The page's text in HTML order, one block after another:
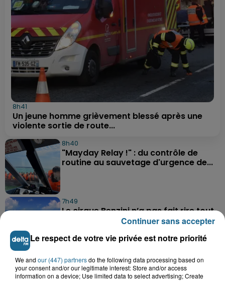
8h41
Un jeune homme grièvement blessé après une
violente sortie de route...
8h40
"Mayday Relay !" : du contrôle de
routine au sauvetage d'urgence de...
7h49
Le cirque Benzini n’a pas fait rire tout
le monde cette semaine à...
7h05
Une femme chute du deuxième étage
après un différend familial à...
Le respect de votre vie privée est notre priorité
We and our (447) partnersdo the following data processing based on
your consent and/or our legitimate interest: Store and/or access
information on a device; Use limited data to select advertising; Create
Continuer sans accepter